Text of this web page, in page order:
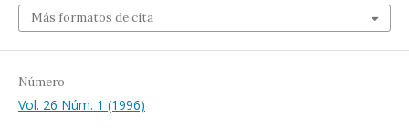
Más formatos de cita
Número
Vol. 26 Núm. 1 (1996)